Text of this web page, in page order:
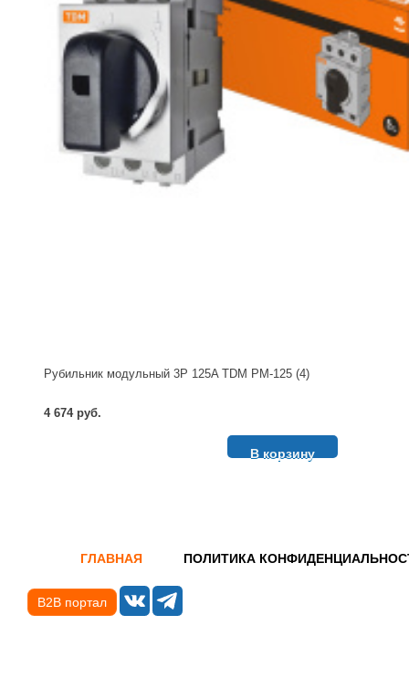
Рубильник модульный 3P 125A TDM РМ-125 (4)
4 674 руб.
В корзину
ГЛАВНАЯ ПОЛИТИКА
B2B портал